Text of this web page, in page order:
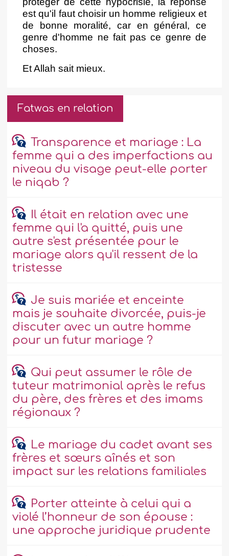
est qu'il faut choisir un homme religieux et
de bonne moralité, car en général, ce
genre d'homme ne fait pas ce genre de
choses.
Et Allah sait mieux.
Fatwas en relation
Transparence et mariage : La
femme qui a des imperfactions au
niveau du visage peut-elle porter
le niqab ?
Il était en relation avec une
femme qui l'a quitté, puis une
autre s'est présentée pour le
mariage alors qu'il ressent de la
tristesse
Je suis mariée et enceinte
mais je souhaite divorcée, puis-je
discuter avec un autre homme
pour un futur mariage ?
Qui peut assumer le rôle de
tuteur matrimonial après le refus
du père, des frères et des imams
régionaux ?
Le mariage du cadet avant ses
frères et sœurs aînés et son
impact sur les relations familiales
Porter atteinte à celui qui a
violé l’honneur de son épouse :
une approche juridique prudente